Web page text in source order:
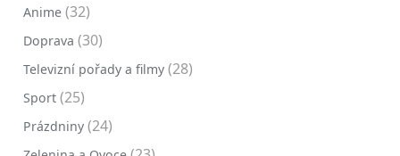
Anime (32)
Doprava (30)
Televizní pořady a filmy (28)
Sport (25)
Prázdniny (24)